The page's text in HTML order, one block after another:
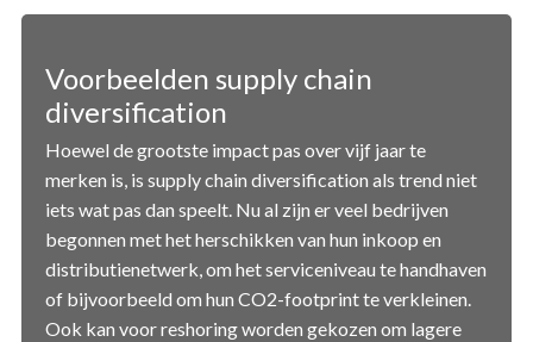
Voorbeelden supply chain
diversification
Hoewel de grootste impact pas over vijf jaar te
merken is, is supply chain diversification als trend niet
iets wat pas dan speelt. Nu al zijn er veel bedrijven
begonnen met het herschikken van hun inkoop en
distributienetwerk, om het serviceniveau te handhaven
of bijvoorbeeld om hun CO2-footprint te verkleinen.
Ook kan voor reshoring worden gekozen om lagere